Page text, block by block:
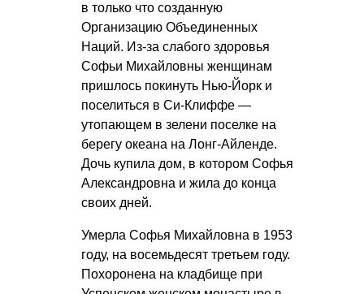
в только что созданную
Организацию Объединенных
Наций. Из-за слабого здоровья
Софьи Михайловны женщинам
пришлось покинуть Нью-Йорк и
поселиться в Си-Клиффе —
утопающем в зелени поселке на
берегу океана на Лонг-Айленде.
Дочь купила дом, в котором Софья
Александровна и жила до конца
своих дней.
Умерла Софья Михайловна в 1953
году, на восемьдесят третьем году.
Похоронена на кладбище при